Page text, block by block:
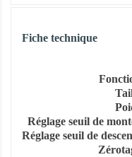
Fiche technique
Réglage seuil de
Réglage seuil de